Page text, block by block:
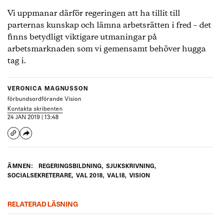
Vi uppmanar därför regeringen att ha tillit till
parternas kunskap och lämna arbetsrätten i fred – det
finns betydligt viktigare utmaningar på
arbetsmarknaden som vi gemensamt behöver hugga
tag i.
VERONICA MAGNUSSON
förbundsordförande Vision
Kontakta skribenten
24 JAN 2019 | 13:48
ÄMNEN: REGERINGSBILDNING, SJUKSKRIVNING,
SOCIALSEKRETERARE, VAL 2018, VAL18, VISION
RELATERAD LÄSNING